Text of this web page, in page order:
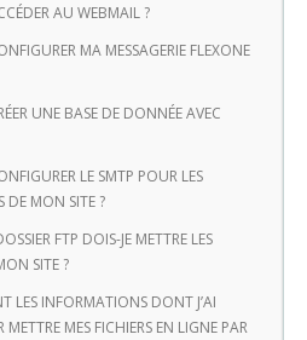
AU WEBMAIL ?
MA MESSAGERIE FLEXONE
UNE BASE DE DONNÉE AVEC
LE SMTP POUR LES
DE MON SITE ?
FTP DOIS-JE METTRE LES
SITE ?
LES INFORMATIONS DONT J’AI
MES FICHIERS EN LIGNE PAR